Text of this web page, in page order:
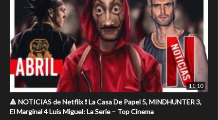
11:10
🔺 NOTICIAS de Netflix ❗ La Casa De Papel 5, MINDHUNTER 3,
El Marginal 4 Luis Miguel: La Serie – Top Cinema